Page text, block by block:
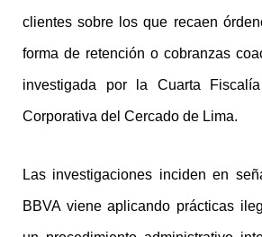
clientes sobre los que recaen
forma de retención o cobranzas
investigada por la Cuarta
Corporativa del Cercado de Lima.
Las investigaciones inciden en
BBVA viene aplicando prácticas